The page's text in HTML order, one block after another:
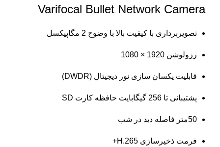
Varifocal Bullet Network Camera
تصویربرداری با کیفیت بالا با وضوح 2 مگاپیکسل
رزولوشن 1920 × 1080
قابلیت یکسان سازی نور دیجیتال (DWDR)
پشتیبانی تا 256 گیگابایت حافظه کارت SD
50متر فاصله دید در شب
فرمت ذخیرسازی H.265+